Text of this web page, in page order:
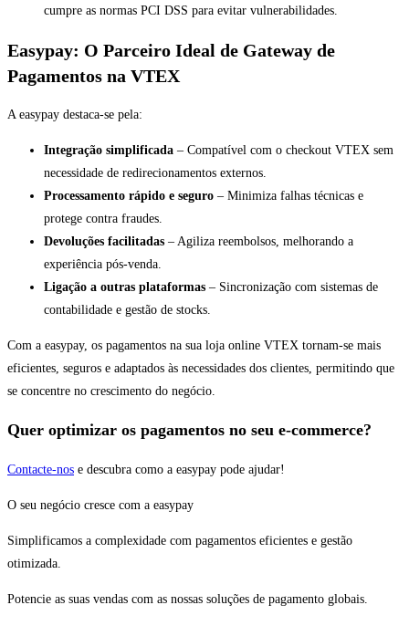
cumpre as normas PCI DSS para evitar vulnerabilidades.
Easypay: O Parceiro Ideal de Gateway de
Pagamentos na VTEX
A easypay destaca-se pela:
Integração simplificada – Compatível com o checkout VTEX sem
necessidade de redirecionamentos externos.
Processamento rápido e seguro – Minimiza falhas técnicas e
protege contra fraudes.
Devoluções facilitadas – Agiliza reembolsos, melhorando a
experiência pós-venda.
Ligação a outras plataformas – Sincronização com sistemas de
contabilidade e gestão de stocks.
Com a easypay, os pagamentos na sua loja online VTEX tornam-se mais
eficientes, seguros e adaptados às necessidades dos clientes, permitindo que
se concentre no crescimento do negócio.
Quer optimizar os pagamentos no seu e-commerce?
Contacte-nos e descubra como a easypay pode ajudar!
O seu negócio cresce com a easypay
Simplificamos a complexidade com pagamentos eficientes e gestão
otimizada.
Potencie as suas vendas com as nossas soluções de pagamento globais.